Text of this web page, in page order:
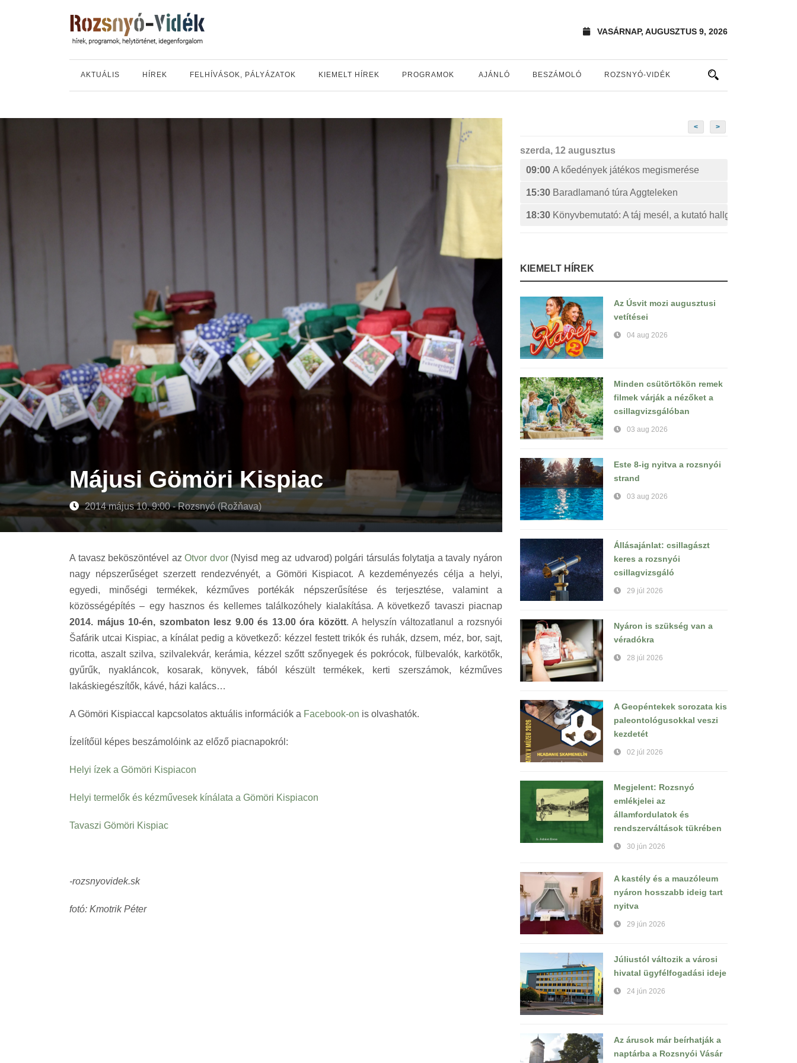
VASÁRNAP, AUGUSZTUS 9, 2026
AKTUÁLIS HÍREK FELHÍVÁSOK, PÁLYÁZATOK KIEMELT HÍREK PROGRAMOK AJÁNLÓ BESZÁMOLÓ ROZSNYÓ-VIDÉK
Májusi Gömöri Kispiac
2014 május 10. 9:00 - Rozsnyó (Rožňava)
A tavasz beköszöntével azOtvor dvor(Nyisd meg az udvarod) polgári társulás folytatja a tavaly nyáron
nagy népszerűséget szerzett rendezvényét, a Gömöri Kispiacot. A kezdeményezés célja a helyi,
egyedi, minőségi termékek, kézműves portékák népszerűsítése és terjesztése, valamint a
közösségépítés – egy hasznos és kellemes találkozóhely kialakítása. A következő tavaszi piacnap
2014. május 10-én, szombaton lesz 9.00 és 13.00 óra között. A helyszín változatlanul a rozsnyói
Šafárik utcai Kispiac, a kínálat pedig a következő: kézzel festett trikók és ruhák, dzsem, méz, bor, sajt,
ricotta, aszalt szilva, szilvalekvár, kerámia, kézzel szőtt szőnyegek és pokrócok, fülbevalók, karkötők,
gyűrűk, nyakláncok, kosarak, könyvek, fából készült termékek, kerti szerszámok, kézműves
lakáskiegészítők, kávé, házi kalács…
A Gömöri Kispiaccal kapcsolatos aktuális információk a Facebook-on is olvashatók.
Ízelítőül képes beszámolóink az előző piacnapokról:
Helyi ízek a Gömöri Kispiacon
Helyi termelők és kézművesek kínálata a Gömöri Kispiacon
Tavaszi Gömöri Kispiac
-rozsnyovidek.sk
fotó: Kmotrik Péter
< >
szerda, 12 augusztus
09:00 A kőedények játékos megismerése
15:30 Baradlamanó túra Aggteleken
18:30 Könyvbemutató: A táj mesél, a kutató hallgatja
KIEMELT HÍREK
Az Úsvit mozi augusztusi
vetítései
04 aug 2026
Minden csütörtökön remek
filmek várják a nézőket a
csillagvizsgálóban
03 aug 2026
Este 8-ig nyitva a rozsnyói
strand
03 aug 2026
Állásajánlat: csillagászt
keres a rozsnyói
csillagvizsgáló
29 júl 2026
Nyáron is szükség van a
véradókra
28 júl 2026
A Geopéntekek sorozata kis
paleontológusokkal veszi
kezdetét
02 júl 2026
Megjelent: Rozsnyó
emlékjelei az
államfordulatok és
rendszerváltások tükrében
30 jún 2026
A kastély és a mauzóleum
nyáron hosszabb ideig tart
nyitva
29 jún 2026
Júliustól változik a városi
hivatal ügyfélfogadási ideje
24 jún 2026
Az árusok már beírhatják a
naptárba a Rozsnyói Vásár